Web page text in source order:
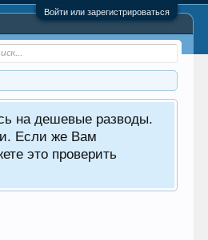
Войти или зарегистрироваться
на дешевые разводы.
Если же Вам
это проверить